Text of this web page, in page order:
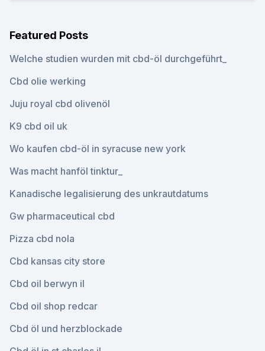
Featured Posts
Welche studien wurden mit cbd-öl durchgeführt_
Cbd olie werking
Juju royal cbd olivenöl
K9 cbd oil uk
Wo kaufen cbd-öl in syracuse new york
Was macht hanföl tinktur_
Kanadische legalisierung des unkrautdatums
Gw pharmaceutical cbd
Pizza cbd nola
Cbd kansas city store
Cbd oil berwyn il
Cbd oil shop redcar
Cbd öl und herzblockade